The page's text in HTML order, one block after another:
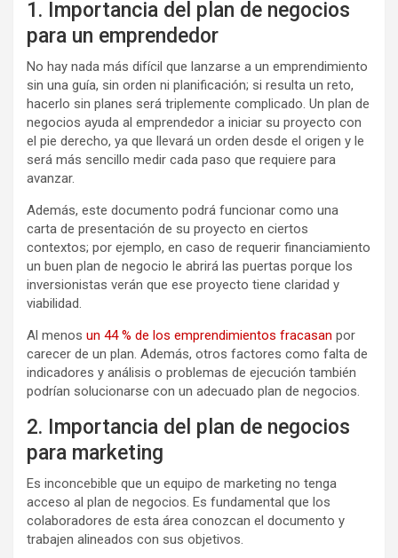
1. Importancia del plan de negocios
para un emprendedor
No hay nada más difícil que lanzarse a un emprendimiento
sin una guía, sin orden ni planificación; si resulta un reto,
hacerlo sin planes será triplemente complicado. Un plan de
negocios ayuda al emprendedor a iniciar su proyecto con
el pie derecho, ya que llevará un orden desde el origen y le
será más sencillo medir cada paso que requiere para
avanzar.
Además, este documento podrá funcionar como una
carta de presentación de su proyecto en ciertos
contextos; por ejemplo, en caso de requerir financiamiento
un buen plan de negocio le abrirá las puertas porque los
inversionistas verán que ese proyecto tiene claridad y
viabilidad.
Al menos un 44 % de los emprendimientos fracasan por
carecer de un plan. Además, otros factores como falta de
indicadores y análisis o problemas de ejecución también
podrían solucionarse con un adecuado plan de negocios.
2. Importancia del plan de negocios
para marketing
Es inconcebible que un equipo de marketing no tenga
acceso al plan de negocios. Es fundamental que los
colaboradores de esta área conozcan el documento y
trabajen alineados con sus objetivos.